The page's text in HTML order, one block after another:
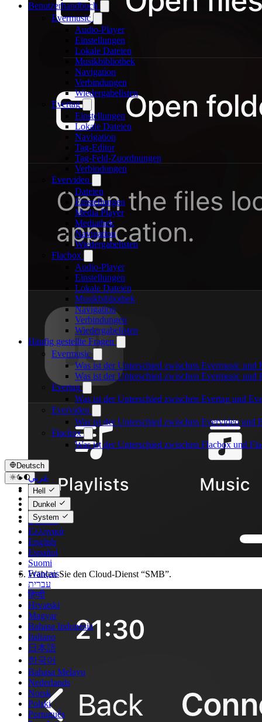
Benutzerhandbuch
Evermusic
Audio-Player
Einstellungen
Lokale Dateien
Musikbibliothek
Navigation
Verbindungen
Wiedergabelisten
Evertag
Einstellungen
Lokale Dateien
Navigation
Tag-Editor
Tag-Feld-Zuordnungen
Verbindungen
Evervideo
Dateien
Einstellungen
Media Player
Mediathek
Navigation
Wiedergabelisten
Flacbox
Audio-Player
Einstellungen
Lokale Dateien
Musikbibliothek
Navigation
Verbindungen
Wiedergabelisten
Häufig gestellte Fragen
Evermusic
Was ist der Unterschied zwischen Evermusic und
Was ist der Unterschied zwischen Evermusic und
Evertag
Was ist der Unterschied zwischen Evertag und
Evervideo
Was ist der Unterschied zwischen Evervideo und
Flacbox
Was ist der Unterschied zwischen Flacbox und
Deutsch
عربي
Català
Čeština
Dansk
Deutsch
Ελληνικά
English
Español
Suomi
Français
עברית
हिन्दी
Hrvatski
Magyar
Bahasa Indonesia
Italiano
日本語
한국어
Bahasa Melayu
Nederlands
Norsk
Polski
Português
Hell
Dunkel
System
Wählen Sie den Cloud-Dienst “SMB”.